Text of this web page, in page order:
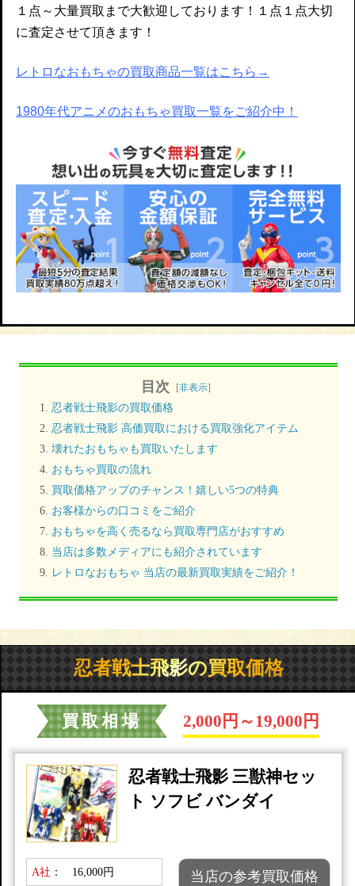
１点～大量買取まで大歓迎しております！１点１点大切
に査定させて頂きます！
レトロなおもちゃの買取商品一覧はこちら→
1980年代アニメのおもちゃ買取一覧をご紹介中！
目次 [非表示]
忍者戦士飛影の買取価格
忍者戦士飛影 高価買取における買取強化アイテム
壊れたおもちゃも買取いたします
おもちゃ買取の流れ
買取価格アップのチャンス！嬉しい5つの特典
お客様からの口コミをご紹介
おもちゃを高く売るなら買取専門店がおすすめ
当店は多数メディアにも紹介されています
レトロなおもちゃ 当店の最新買取実績をご紹介！
忍者戦士飛影の買取価格
買取相場 2,000円～19,000円
忍者戦士飛影 三獣神セッ
ト ソフビ バンダイ
A社 ： 16,000円 当店の参考買取価格